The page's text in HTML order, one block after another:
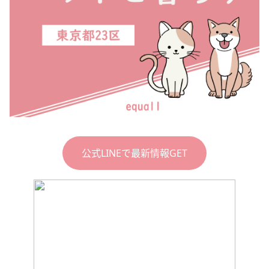
公式LINEで最新情報GET